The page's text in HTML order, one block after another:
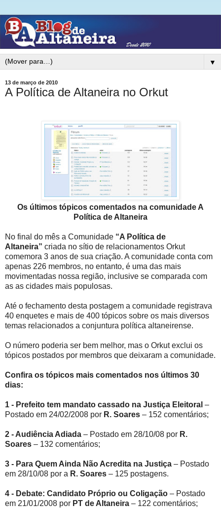
▼
13 de março de 2010
A Política de Altaneira no Orkut
Os últimos tópicos comentados na comunidade A
Política de Altaneira
No final do mês a Comunidade “A Política de
Altaneira” criada no sítio de relacionamentos Orkut
comemora 3 anos de sua criação. A comunidade conta com
apenas 226 membros, no entanto, é uma das mais
movimentadas nossa região, inclusive se comparada com
as as cidades mais populosas.
Até o fechamento desta postagem a comunidade registrava
40 enquetes e mais de 400 tópicos sobre os mais diversos
temas relacionados a conjuntura política altaneirense.
O número poderia ser bem melhor, mas o Orkut exclui os
tópicos postados por membros que deixaram a comunidade.
Confira os tópicos mais comentados nos últimos 30
dias:
1 - Prefeito tem mandato cassado na Justiça Eleitoral –
Postado em 24/02/2008 por R. Soares – 152 comentários;
2 - Audiência Adiada – Postado em 28/10/08 por R.
Soares – 132 comentários;
3 - Para Quem Ainda Não Acredita na Justiça – Postado
em 28/10/08 por a R. Soares – 125 postagens.
4 - Debate: Candidato Próprio ou Coligação – Postado
em 21/01/2008 por PT de Altaneira – 122 comentários;